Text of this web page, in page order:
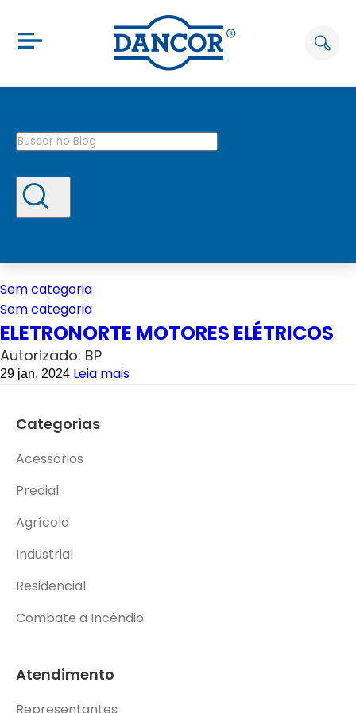
Sem categoria
Sem categoria
ELETRONORTE MOTORES ELÉTRICOS
Autorizado: BP
29 jan. 2024 Leia mais
Categorias
Acessórios
Predial
Agrícola
Industrial
Residencial
Combate a Incêndio
Atendimento